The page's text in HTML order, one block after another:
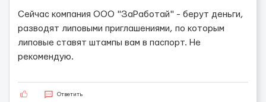
Сейчас компания ООО "ЗаРаботай" - берут деньги,
разводят липовыми приглашениями, по которым
липовые ставят штампы вам в паспорт. Не
рекомендую.
Ответить